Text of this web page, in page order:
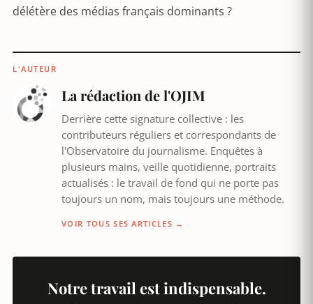
délétère des médias français dominants ?
L'AUTEUR
La rédaction de l'OJIM
Derrière cette signature collective : les
contributeurs réguliers et correspondants de
l'Observatoire du journalisme. Enquêtes à
plusieurs mains, veille quotidienne, portraits
actualisés : le travail de fond qui ne porte pas
toujours un nom, mais toujours une méthode.
VOIR TOUS SES ARTICLES →
Notre travail est indispensable.